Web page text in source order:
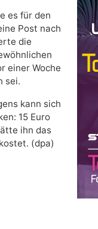
es für den
Post nach
die
einer Woche
sei.
kann sich
15 Euro
ihn das
(dpa)